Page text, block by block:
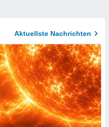
Aktuellste Nachrichten